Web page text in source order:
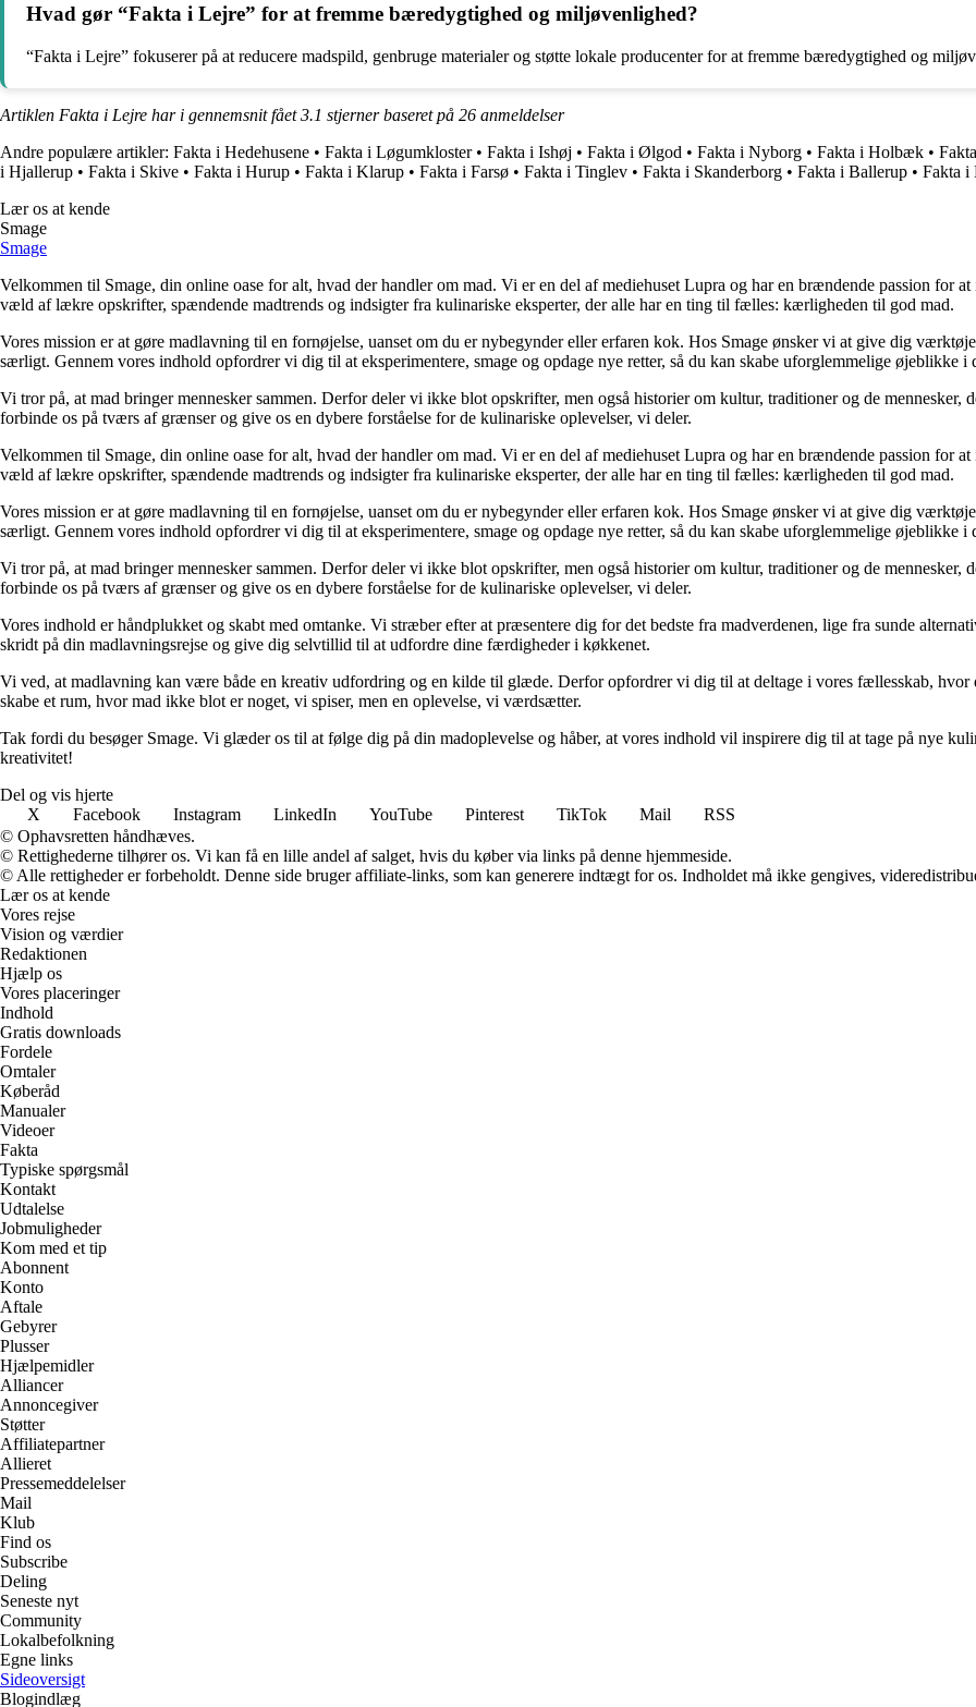
Hvad gør “Fakta i Lejre” for at fremme bæredygtighed og miljøvenlighed?
“Fakta i Lejre” fokuserer på at reducere madspild, genbruge materialer og støtte lokale producenter for at fremme bæredygtighed og
Artiklen Fakta i Lejre har i gennemsnit fået3.1 stjerner baseret på 26 anmeldelser
Andre populære artikler: Fakta i Hedehusene • Fakta i Løgumkloster• Fakta i Ishøj • Fakta i Ølgod • Fakta i Nyborg • Fakta i Holbæk •
i Hjallerup • Fakta i Skive • Fakta i Hurup • Fakta i Klarup • Fakta i Farsø • Fakta i Tinglev • Fakta i Skanderborg • Fakta i Ballerup • Fakta i
Lær os at kende
Smage
Smage
Velkommen til Smage, din online oase for alt, hvad der handler om mad. Vi er en del af mediehuset Lupra og har en brændende passion for
væld af lækre opskrifter, spændende madtrends og indsigter fra kulinariske eksperter, der alle har en ting til fælles: kærligheden til god mad.
Vores mission er at gøre madlavning til en fornøjelse, uanset om du er nybegynder eller erfaren kok. Hos Smage ønsker vi at give dig
særligt. Gennem vores indhold opfordrer vi dig til at eksperimentere, smage og opdage nye retter, så du kan skabe uforglemmelige øjeblikke i
Vi tror på, at mad bringer mennesker sammen. Derfor deler vi ikke blot opskrifter, men også historier om kultur, traditioner og de mennesker,
forbinde os på tværs af grænser og give os en dybere forståelse for de kulinariske oplevelser, vi deler.
Velkommen til Smage, din online oase for alt, hvad der handler om mad. Vi er en del af mediehuset Lupra og har en brændende passion for
væld af lækre opskrifter, spændende madtrends og indsigter fra kulinariske eksperter, der alle har en ting til fælles: kærligheden til god mad.
Vores mission er at gøre madlavning til en fornøjelse, uanset om du er nybegynder eller erfaren kok. Hos Smage ønsker vi at give dig
særligt. Gennem vores indhold opfordrer vi dig til at eksperimentere, smage og opdage nye retter, så du kan skabe uforglemmelige øjeblikke i
Vi tror på, at mad bringer mennesker sammen. Derfor deler vi ikke blot opskrifter, men også historier om kultur, traditioner og de mennesker,
forbinde os på tværs af grænser og give os en dybere forståelse for de kulinariske oplevelser, vi deler.
Vores indhold er håndplukket og skabt med omtanke. Vi stræber efter at præsentere dig for det bedste fra madverdenen, lige fra sunde
skridt på din madlavningsrejse og give dig selvtillid til at udfordre dine færdigheder i køkkenet.
Vi ved, at madlavning kan være både en kreativ udfordring og en kilde til glæde. Derfor opfordrer vi dig til at deltage i vores fællesskab, hvor
skabe et rum, hvor mad ikke blot er noget, vi spiser, men en oplevelse, vi værdsætter.
Tak fordi du besøger Smage. Vi glæder os til at følge dig på din madoplevelse og håber, at vores indhold vil inspirere dig til at tage på nye
kreativitet!
Del og vis hjerte
X
Facebook Instagram LinkedIn YouTube Pinterest TikTok Mail
RSS
© Ophavsretten håndhæves.
© Rettighederne tilhører os. Vi kan få en lille andel af salget, hvis du køber via links på denne hjemmeside.
© Alle rettigheder er forbeholdt. Denne side bruger affiliate-links, som kan generere indtægt for os. Indholdet må ikke gengives,
Lær os at kende
Vores rejse
Vision og værdier
Redaktionen
Hjælp os
Vores placeringer
Indhold
Gratis downloads
Fordele
Omtaler
Køberåd
Manualer
Videoer
Fakta
Typiske spørgsmål
Kontakt
Udtalelse
Jobmuligheder
Kom med et tip
Abonnent
Konto
Aftale
Gebyrer
Plusser
Hjælpemidler
Alliancer
Annoncegiver
Støtter
Affiliatepartner
Allieret
Pressemeddelelser
Mail
Klub
Find os
Subscribe
Deling
Seneste nyt
Community
Lokalbefolkning
Egne links
Sideoversigt
Blogindlæg